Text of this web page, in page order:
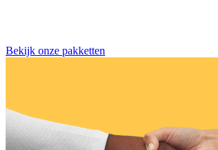
Bekijk onze pakketten